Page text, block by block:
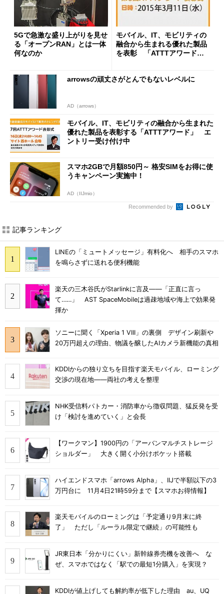
5Gで急激な盛り上がりを見せ
る「オープンRAN」とは一体
何なのか
モバイル、IT、モビリティの
融合から生まれる優れた製品
を表彰 「ATTTアワード」
arrowsの頑丈さがとんでもないレベルに
AD（arrows）
モバイル、IT、モビリティの融合から生まれた
優れた製品を表彰する「ATTTアワード」 エ
ントリー受け付け中
スマホ2GBで月額850円～ 格安SIMをお得に使
うキャンペーン実施中！
AD（IIJmio）
Recommended by
記事ランキング
LINEの「ミュートメッセージ」有料化へ 相手のスマホ
を鳴らさずに送れる便利機能
楽天の三木谷氏がStarlinkに言及――「正直に言っ
て……」 AST SpaceMobileは過疎地域や海上で効果発
揮か
ソニーに聞く「Xperia 1 VIII」の裏側 デザイン刷新や
20万円超えの理由、物議を醸したAIカメラ新機能の真相
KDDIからの独り立ちを目指す楽天モバイル、ローミング
交渉の現在地――両社の考えを整理
NHK受信料パトカー・消防車から徴収問題、猛反発を受
け「検討を進めていく」と会長
【ワークマン】1900円の「アーバンマルチストレージ
ショルダー」 大きく開く小分けポケット搭載
ハイエンドスマホ「arrows Alpha」、IIJで半額以下の3
万円台に 11月4日21時59分まで【スマホお得情報】
楽天モバイルのローミングは「予定通り9月末に終
了」 ただし「ルーラル限定で継続」の可能性も
JR東日本「分かりにくい」新幹線券売機を改善へ な
ぜ、スマホではなく「駅での最短1分購入」を実現？
KDDIが値上げしても解約率が低下した理由 au、UQ